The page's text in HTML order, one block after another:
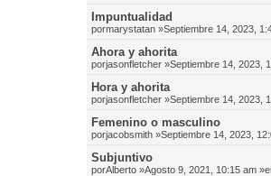
Impuntualidad
pormarystatan »Septiembre 14, 2023,
Ahora y ahorita
porjasonfletcher »Septiembre 14, 2023,
Hora y ahorita
porjasonfletcher »Septiembre 14, 2023,
Femenino o masculino
porjacobsmith »Septiembre 14, 2023,
Subjuntivo
porAlberto »Agosto 9, 2021, 10:15 am